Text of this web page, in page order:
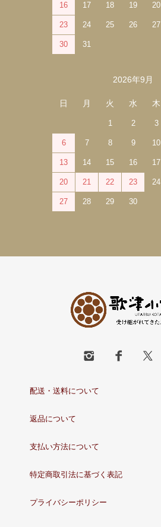
16 17 18 19 20
23 24 25 26 27
30 31
2026年9月
日 月 火 水 木
1 2 3
6 7 8 9 10
13 14 15 16 17
20 21 22 23 24
27 28 29 30
配送・送料について
返品について
支払い方法について
特定商取引法に基づく表記
プライバシーポリシー